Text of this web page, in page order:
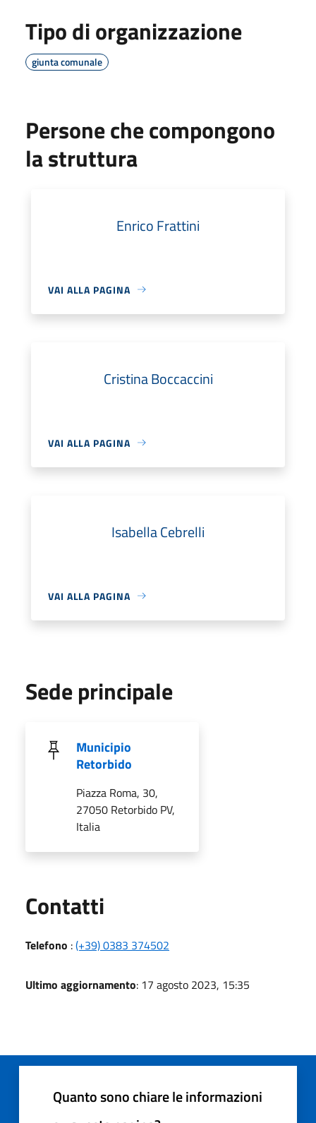
Tipo di organizzazione
giunta comunale
Persone che compongono
la struttura
Enrico Frattini
VAI ALLA PAGINA
Cristina Boccaccini
VAI ALLA PAGINA
Isabella Cebrelli
VAI ALLA PAGINA
Sede principale
Municipio
Retorbido
Piazza Roma, 30,
27050 Retorbido PV,
Italia
Contatti
Telefono :(+39) 0383 374502
Ultimo aggiornamento: 17 agosto 2023, 15:35
Quanto sono chiare le informazioni